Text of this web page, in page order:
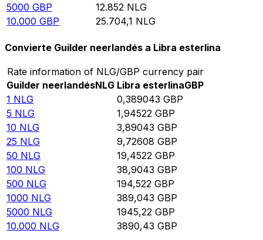
5000 GBP 12.852 NLG
10.000 GBP 25.704,1 NLG
Convierte Guilder neerlandés a Libra esterlina
Rate information of NLG/GBP currency pair
Guilder neerlandésNLG Libra esterlinaGBP
1 NLG 0,389043 GBP
5 NLG 1,94522 GBP
10 NLG 3,89043 GBP
25 NLG 9,72608 GBP
50 NLG 19,4522 GBP
100 NLG 38,9043 GBP
500 NLG 194,522 GBP
1000 NLG 389,043 GBP
5000 NLG 1945,22 GBP
10.000 NLG 3890,43 GBP